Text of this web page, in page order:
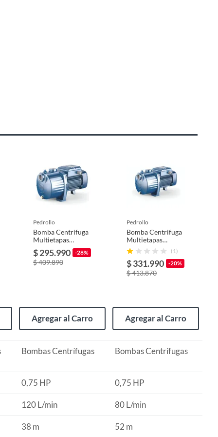
pedrollo
Bomba Centrifuga
Multietapas
3cpm100-c
0,75HP 220V
Pedrollo
$ 295.990 -28%
$ 409.890
Agregar al Carro
pedrollo
Bomba Centrifuga
Multietapas
4cpm80-c 0,75HP
220V Pedrollo
(1)
$ 331.990 -20%
$ 413.870
Agregar al Carro
Bombas Centrífugas Bombas Centrífugas
0,75 HP 0,75 HP
120 L/min 80 L/min
38 m 52 m